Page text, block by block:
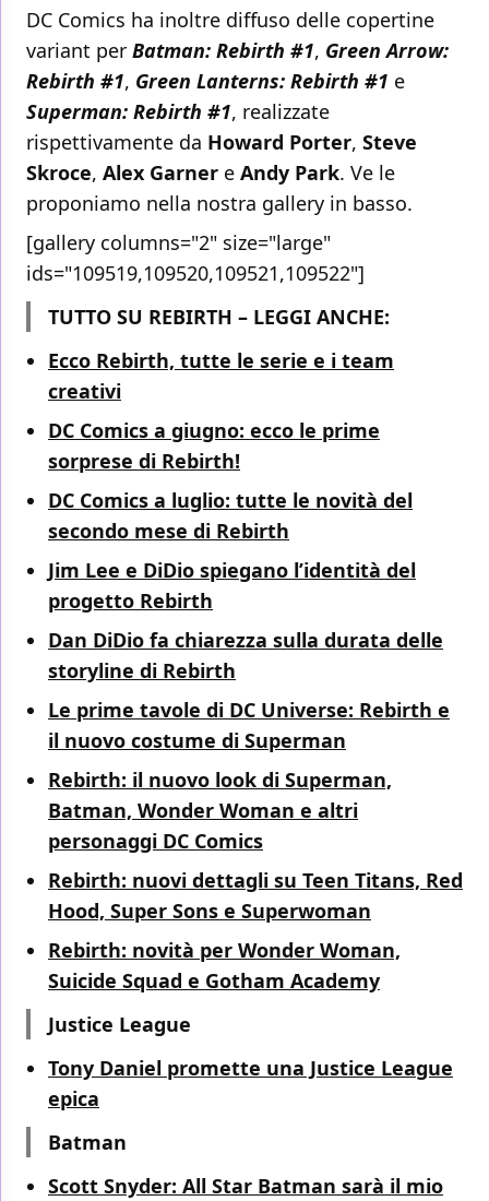
DC Comics ha inoltre diffuso delle copertine
variant per Batman: Rebirth #1, Green Arrow:
Rebirth #1, Green Lanterns: Rebirth #1 e
Superman: Rebirth #1, realizzate
rispettivamente da Howard Porter, Steve
Skroce, Alex Garner e Andy Park. Ve le
proponiamo nella nostra gallery in basso.
[gallery columns="2" size="large"
ids="109519,109520,109521,109522"]
TUTTO SU REBIRTH – LEGGI ANCHE:
Ecco Rebirth, tutte le serie e i team
creativi
DC Comics a giugno: ecco le prime
sorprese di Rebirth!
DC Comics a luglio: tutte le novità del
secondo mese di Rebirth
Jim Lee e DiDio spiegano l’identità del
progetto Rebirth
Dan DiDio fa chiarezza sulla durata delle
storyline di Rebirth
Le prime tavole di DC Universe: Rebirth e
il nuovo costume di Superman
Rebirth: il nuovo look di Superman,
Batman, Wonder Woman e altri
personaggi DC Comics
Rebirth: nuovi dettagli su Teen Titans, Red
Hood, Super Sons e Superwoman
Rebirth: novità per Wonder Woman,
Suicide Squad e Gotham Academy
Justice League
Tony Daniel promette una Justice League
epica
Batman
Scott Snyder: All Star Batman sarà il mio